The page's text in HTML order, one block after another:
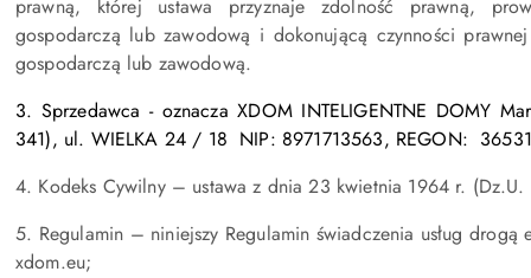
prawną, której ustawa przyznaje zdolność prawną,
gospodarczą lub zawodową i dokonującą czynności
gospodarczą lub zawodową.
3. Sprzedawca - oznacza XDOM INTELIGENTNE DOMY
341), ul. WIELKA 24 / 18 NIP: 8971713563, REGON:
4. Kodeks Cywilny – ustawa z dnia 23 kwietnia 1964 r.
5. Regulamin – niniejszy Regulamin świadczenia usług
xdom.eu;